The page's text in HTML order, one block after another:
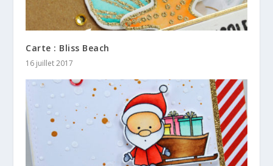
Carte : Bliss Beach
16 juillet 2017